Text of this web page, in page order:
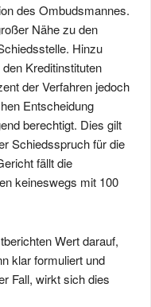
des Ombudsmannes.
Nähe zu den
Hinzu
Kreditinstituten
der Verfahren jedoch
Entscheidung
berechtigt. Dies gilt
Schiedsspruch für die
fällt die
keineswegs mit 100
Wert darauf,
klar formuliert und
Fall, wirkt sich dies